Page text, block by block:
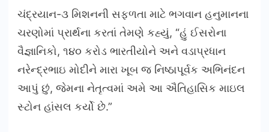
ચંદ્રયાન-૩ મિશનની સફળતા માટે ભગવાન હનુમાનના
ચરણોમાં પ્રાર્થના કરતાં તેમણે કહ્યું, “હું ઈસરોના
વૈજ્ઞાનિકો, ૧૪૦ કરોડ ભારતીયોને અને વડાપ્રધાન
નરેન્દ્રભાઇ મોદીને મારા ખૂબ જ નિષ્ઠાપૂર્વક અભિનંદન
આપું છું, જેમના નેતૃત્વમાં અમે આ ઐતિહાસિક માઇલ
સ્ટોન હાંસલ કર્યો છે.”